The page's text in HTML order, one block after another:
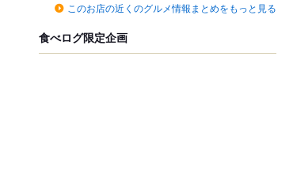
このお店の近くのグルメ情報まとめをもっと見る
食べログ限定企画